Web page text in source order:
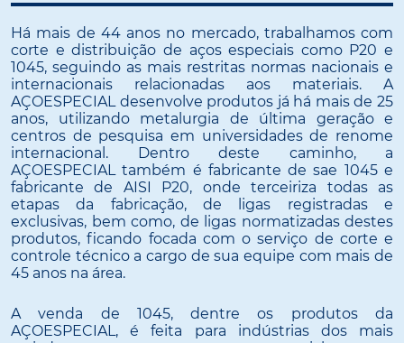
Há mais de 44 anos no mercado, trabalhamos com
corte e distribuição de aços especiais como P20 e
1045, seguindo as mais restritas normas nacionais e
internacionais relacionadas aos materiais. A
AÇOESPECIAL desenvolve produtos já há mais de 25
anos, utilizando metalurgia de última geração e
centros de pesquisa em universidades de renome
internacional. Dentro deste caminho, a
AÇOESPECIAL também é fabricante de sae 1045 e
fabricante de AISI P20, onde terceiriza todas as
etapas da fabricação, de ligas registradas e
exclusivas, bem como, de ligas normatizadas destes
produtos, ficando focada com o serviço de corte e
controle técnico a cargo de sua equipe com mais de
45 anos na área.
A venda de 1045, dentre os produtos da
AÇOESPECIAL, é feita para indústrias dos mais